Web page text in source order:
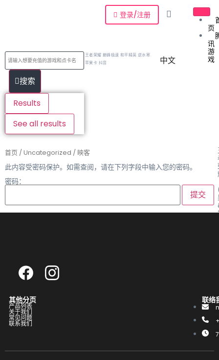
登录/注册
页
讯
游
戏
搜索
Results
See all results
王者荣耀 巅峰极速 和平精英 逆水寒
苹果卡 抖音
中文
首页 /Uncategorized / 映客
此内容受密码保护。如需查阅，请在下列字段中输入您的密码。
密码：
其他分页
产品列表
关于我们
常见问题
联系我们
联络